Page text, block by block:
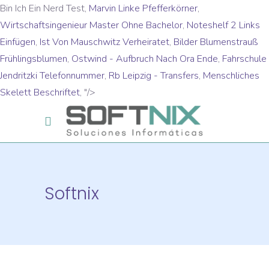
Bin Ich Ein Nerd Test, Marvin Linke Pfefferkörner,
Wirtschaftsingenieur Master Ohne Bachelor, Noteshelf 2 Links
Einfügen, Ist Von Mauschwitz Verheiratet, Bilder Blumenstrauß
Frühlingsblumen, Ostwind - Aufbruch Nach Ora Ende, Fahrschule
Jendritzki Telefonnummer, Rb Leipzig - Transfers, Menschliches
Skelett Beschriftet, "/>
Softnix